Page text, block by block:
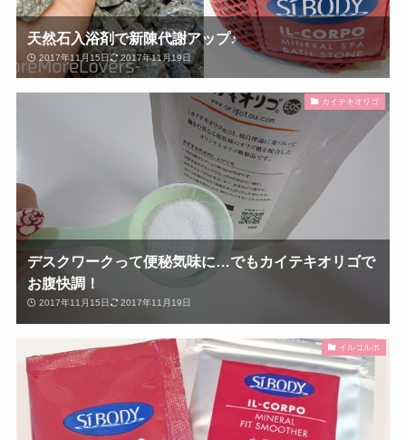
天然石入浴剤で新陳代謝アップ♪
2017年11月15日 2017年11月19日
カイテキオリゴ
デスクワークって便秘気味に…でもカイテキオリゴで
お腹快調！
2017年11月15日 2017年11月19日
イルコルポ